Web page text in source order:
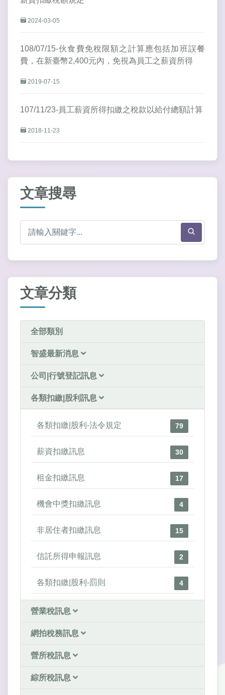
2024-03-05
108/07/15-伙食費免稅限額之計算應包括加班誤餐
費，在新臺幣2,400元內，免視為員工之薪資所得
2019-07-15
107/11/23-員工薪資所得扣繳之稅款以給付總額計算
2018-11-23
文章搜尋
文章分類
全部類別
智盛最新消息
公司|行號登記訊息
各類扣繳|股利訊息
各類扣繳|股利-法令規定 79
薪資扣繳訊息 30
租金扣繳訊息 17
機會中獎扣繳訊息 4
非居住者扣繳訊息 15
信託所得申報訊息 2
各類扣繳|股利-罰則 4
營業稅訊息
網拍稅務訊息
營所稅訊息
綜所稅訊息